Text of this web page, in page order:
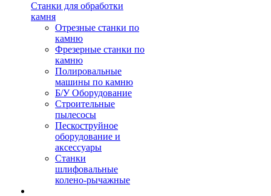
Станки для обработки
камня
Отрезные станки по
камню
Фрезерные станки по
камню
Полировальные
машины по камню
Б/У Оборудование
Строительные
пылесосы
Пескоструйное
оборудование и
аксессуары
Станки
шлифовальные
колено-рычажные